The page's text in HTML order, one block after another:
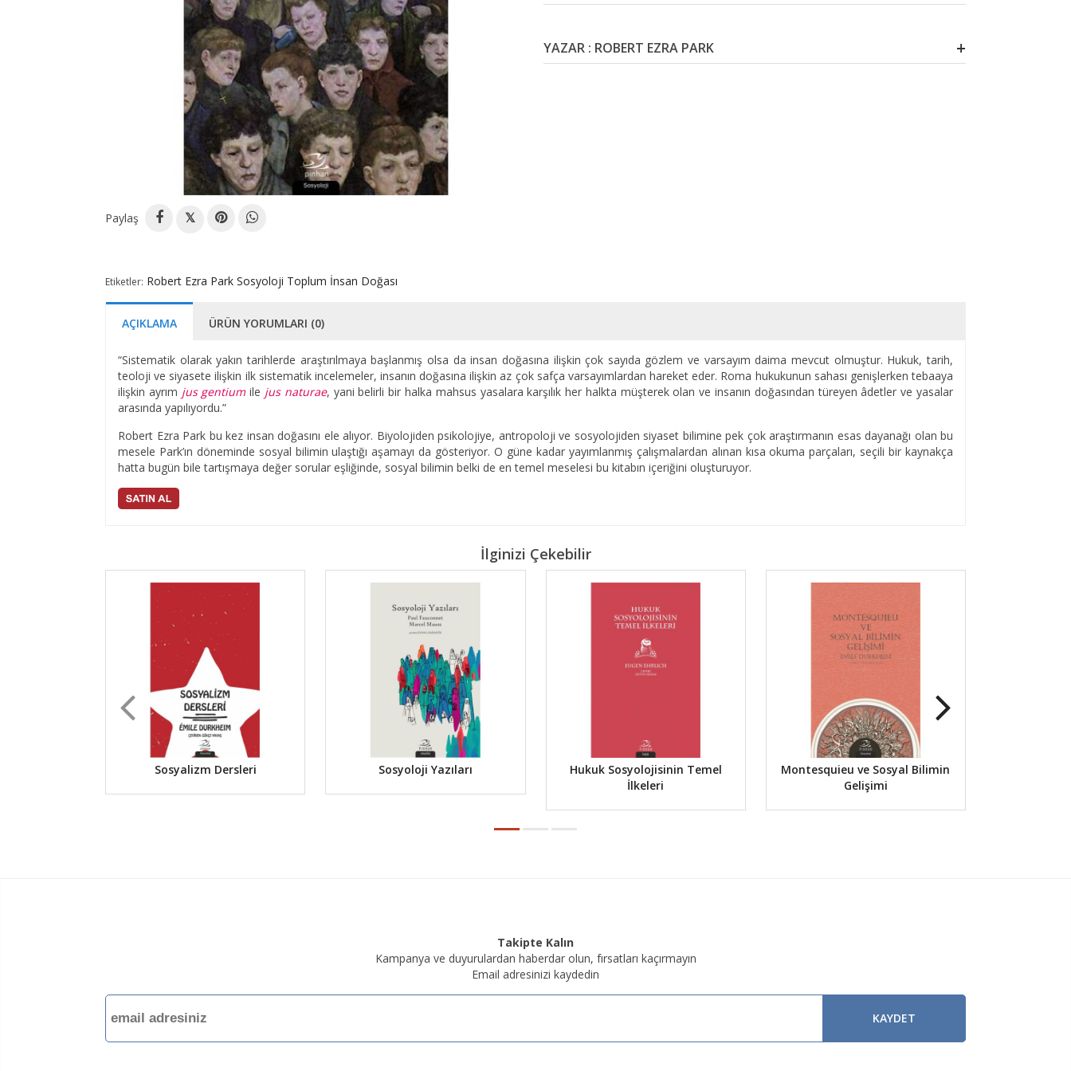
Paylaş 𝕏
YAZAR : ROBERT EZRA PARK
Etiketler: Robert Ezra Park Sosyoloji Toplum İnsan Doğası
AÇIKLAMA ÜRÜN YORUMLARI (0)
“Sistematik olarak yakın tarihlerde araştırılmaya başlanmış olsa da insan doğasına ilişkin çok sayıda gözlem ve varsayım daima mevcut olmuştur. Hukuk, tarih,
teoloji ve siyasete ilişkin ilk sistematik incelemeler, insanın doğasına ilişkin az çok safça varsayımlardan hareket eder. Roma hukukunun sahası genişlerken tebaaya
ilişkin ayrım jus gentiumile jus naturae, yani belirli bir halka mahsus yasalara karşılık her halkta müşterek olan ve insanın doğasından türeyen âdetler ve yasalar
arasında yapılıyordu.”
Robert Ezra Park bu kez insan doğasını ele alıyor. Biyolojiden psikolojiye, antropoloji ve sosyolojiden siyaset bilimine pek çok araştırmanın esas dayanağı olan bu
mesele Park’ın döneminde sosyal bilimin ulaştığı aşamayı da gösteriyor. O güne kadar yayımlanmış çalışmalardan alınan kısa okuma parçaları, seçili bir kaynakça
hatta bugün bile tartışmaya değer sorular eşliğinde, sosyal bilimin belki de en temel meselesi bu kitabın içeriğini oluşturuyor.
İlginizi Çekebilir
Sosyalizm Dersleri Sosyoloji Yazıları
Hukuk Sosyolojisinin Temel
İlkeleri
Montesquieu ve Sosyal Bilimin
Gelişimi
Takipte Kalın
Kampanya ve duyurulardan haberdar olun, fırsatları kaçırmayın
Email adresinizi kaydedin
KAYDET